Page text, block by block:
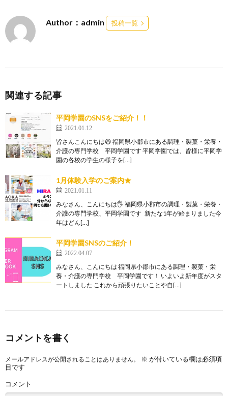
Author：admin 投稿一覧
関連する記事
平岡学園のSNSをご紹介！！
2021.01.12
皆さんこんにちは😆 福岡県小郡市にある調理・製菓・栄養・
介護の専門学校 平岡学園です 平岡学園では、皆様に平岡学
園の各校の学生の様子を[…]
1月体験入学のご案内★
2021.01.11
みなさん、こんにちは🖐 福岡県小郡市の調理・製菓・栄養・
介護の専門学校、平岡学園です 新たな1年が始まりました今
年はどん[…]
平岡学園SNSのご紹介！
2022.04.07
みなさん、こんにちは 福岡県小郡市にある調理・製菓・栄
養・介護の専門学校 平岡学園です！ いよいよ新年度がスタ
ートしました これから頑張りたいことや自[…]
コメントを書く
メールアドレスが公開されることはありません。 ※ が付いている欄は必須項
目です
コメント